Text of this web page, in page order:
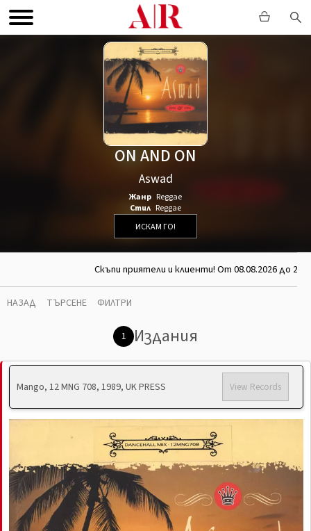
ON AND ON
Aswad
Жанр Reggae
Стил Reggae
ИСКАМ ГО!
Скъпи приятели и клиенти! От 08.08.2026 до
НАЗАД ТЪРСЕНЕ ФИЛТРИ
1 Издания
Mango, 12 MNG 708, 1989, UK PRESS View Records